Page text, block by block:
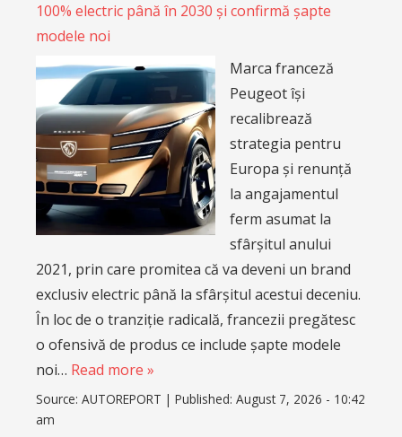
100% electric până în 2030 și confirmă șapte
modele noi
Marca franceză
Peugeot își
recalibrează
strategia pentru
Europa și renunță
la angajamentul
ferm asumat la
sfârșitul anului
2021, prin care promitea că va deveni un brand
exclusiv electric până la sfârșitul acestui deceniu.
În loc de o tranziție radicală, francezii pregătesc
o ofensivă de produs ce include șapte modele
noi… Read more »
Source: AUTOREPORT | Published: August 7, 2026 - 10:42
am